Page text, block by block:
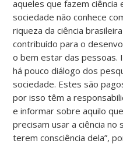
aqueles que fazem ciência
sociedade não conhece
riqueza da ciência
contribuído para o
o bem estar das pessoas.
há pouco diálogo dos
sociedade. Estes são
por isso têm a
e informar sobre aquilo
precisam usar a ciência no
terem consciência dela”,